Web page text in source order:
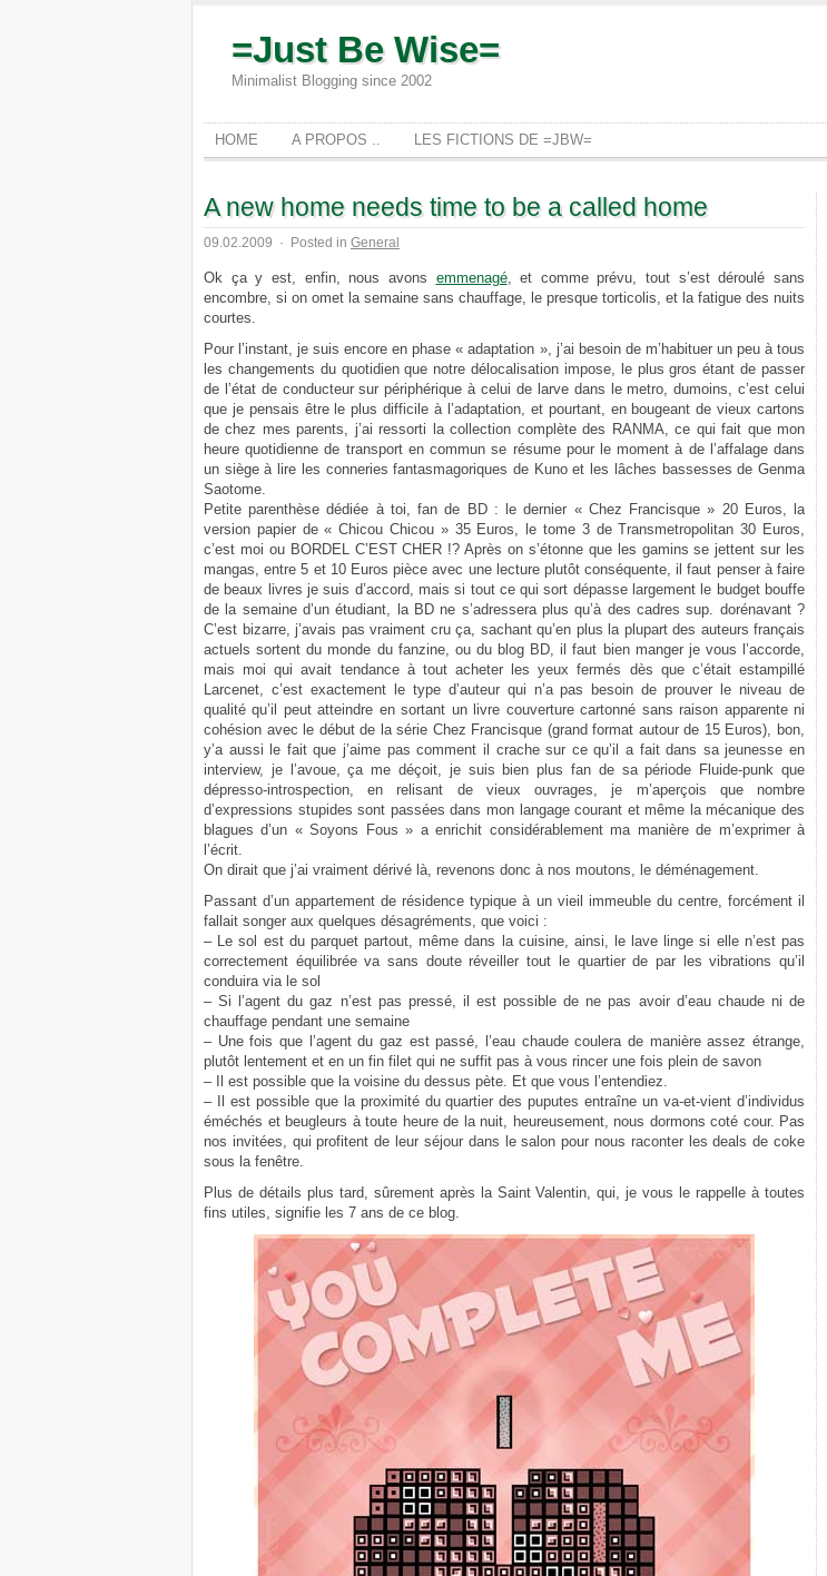
=Just Be Wise=
Minimalist Blogging since 2002
HOME A PROPOS .. LES FICTIONS DE =JBW=
A new home needs time to be a called home
09.02.2009 · Posted in General
Ok ça y est, enfin, nous avons emmenagé, et comme prévu, tout s’est déroulé sans
encombre, si on omet la semaine sans chauffage, le presque torticolis, et la fatigue des nuits
courtes.
Pour l’instant, je suis encore en phase « adaptation », j’ai besoin de m’habituer un peu à tous
les changements du quotidien que notre délocalisation impose, le plus gros étant de passer
de l’état de conducteur sur périphérique à celui de larve dans le metro, dumoins, c’est celui
que je pensais être le plus difficile à l’adaptation, et pourtant, en bougeant de vieux cartons
de chez mes parents, j’ai ressorti la collection complète des RANMA, ce qui fait que mon
heure quotidienne de transport en commun se résume pour le moment à de l’affalage dans
un siège à lire les conneries fantasmagoriques de Kuno et les lâches bassesses de Genma
Saotome.
Petite parenthèse dédiée à toi, fan de BD : le dernier « Chez Francisque » 20 Euros, la
version papier de « Chicou Chicou » 35 Euros, le tome 3 de Transmetropolitan 30 Euros,
c’est moi ou BORDEL C’EST CHER !? Après on s’étonne que les gamins se jettent sur les
mangas, entre 5 et 10 Euros pièce avec une lecture plutôt conséquente, il faut penser à faire
de beaux livres je suis d’accord, mais si tout ce qui sort dépasse largement le budget bouffe
de la semaine d’un étudiant, la BD ne s’adressera plus qu’à des cadres sup. dorénavant ?
C’est bizarre, j’avais pas vraiment cru ça, sachant qu’en plus la plupart des auteurs français
actuels sortent du monde du fanzine, ou du blog BD, il faut bien manger je vous l’accorde,
mais moi qui avait tendance à tout acheter les yeux fermés dès que c’était estampillé
Larcenet, c’est exactement le type d’auteur qui n’a pas besoin de prouver le niveau de
qualité qu’il peut atteindre en sortant un livre couverture cartonné sans raison apparente ni
cohésion avec le début de la série Chez Francisque (grand format autour de 15 Euros), bon,
y’a aussi le fait que j’aime pas comment il crache sur ce qu’il a fait dans sa jeunesse en
interview, je l’avoue, ça me déçoit, je suis bien plus fan de sa période Fluide-punk que
dépresso-introspection, en relisant de vieux ouvrages, je m’aperçois que nombre
d’expressions stupides sont passées dans mon langage courant et même la mécanique des
blagues d’un « Soyons Fous » a enrichit considérablement ma manière de m’exprimer à
l’écrit.
On dirait que j’ai vraiment dérivé là, revenons donc à nos moutons, le déménagement.
Passant d’un appartement de résidence typique à un vieil immeuble du centre, forcément il
fallait songer aux quelques désagréments, que voici :
– Le sol est du parquet partout, même dans la cuisine, ainsi, le lave linge si elle n’est pas
correctement équilibrée va sans doute réveiller tout le quartier de par les vibrations qu’il
conduira via le sol
– Si l’agent du gaz n’est pas pressé, il est possible de ne pas avoir d’eau chaude ni de
chauffage pendant une semaine
– Une fois que l’agent du gaz est passé, l’eau chaude coulera de manière assez étrange,
plutôt lentement et en un fin filet qui ne suffit pas à vous rincer une fois plein de savon
– Il est possible que la voisine du dessus pète. Et que vous l’entendiez.
– Il est possible que la proximité du quartier des puputes entraîne un va-et-vient d’individus
éméchés et beugleurs à toute heure de la nuit, heureusement, nous dormons coté cour. Pas
nos invitées, qui profitent de leur séjour dans le salon pour nous raconter les deals de coke
sous la fenêtre.
Plus de détails plus tard, sûrement après la Saint Valentin, qui, je vous le rappelle à toutes
fins utiles, signifie les 7 ans de ce blog.